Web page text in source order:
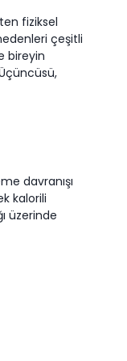
fiziksel
çeşitli
bireyin
davranışı
kalorili
üzerinde